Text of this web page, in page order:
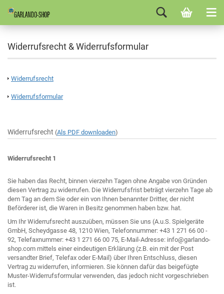
Widerrufsrecht & Widerrufsformular
Widerrufsrecht
Widerrufsformular
Widerrufsrecht (Als PDF downloaden)
Widerrufsrecht 1
Sie haben das Recht, binnen vierzehn Tagen ohne Angabe von Gründen
diesen Vertrag zu widerrufen. Die Widerrufsfrist beträgt vierzehn Tage ab
dem Tag an dem Sie oder ein von Ihnen benannter Dritter, der nicht
Beförderer ist, die Waren in Besitz genommen haben bzw. hat.
Um Ihr Widerrufsrecht auszuüben, müssen Sie uns (A.u.S. Spielgeräte
GmbH, Scheydgasse 48, 1210 Wien, Telefonnummer: +43 1 271 66 00 -
92, Telefaxnummer: +43 1 271 66 00 75, E-Mail-Adresse: info@garlando-
shop.com mittels einer eindeutigen Erklärung (z.B. ein mit der Post
versandter Brief, Telefax oder E-Mail) über Ihren Entschluss, diesen
Vertrag zu widerrufen, informieren. Sie können dafür das beigefügte
Muster-Widerrufsformular verwenden, das jedoch nicht vorgeschrieben
ist.